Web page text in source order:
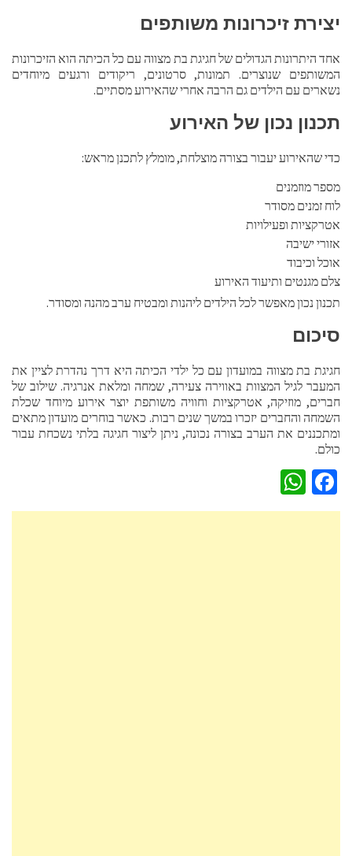
יצירת זיכרונות משותפים
אחד היתרונות הגדולים של חגיגת בת מצווה עם כל הכיתה הוא הזיכרונות
המשותפים שנוצרים. תמונות, סרטונים, ריקודים ורגעים מיוחדים
נשארים עם הילדים גם הרבה אחרי שהאירוע מסתיים.
תכנון נכון של האירוע
כדי שהאירוע יעבור בצורה מוצלחת, מומלץ לתכנן מראש:
מספר מוזמנים
לוח זמנים מסודר
אטרקציות ופעילויות
אזורי ישיבה
אוכל וכיבוד
צלם מגנטים ותיעוד האירוע
תכנון נכון מאפשר לכל הילדים ליהנות ומבטיח ערב מהנה ומסודר.
סיכום
חגיגת בת מצווה במועדון עם כל ילדי הכיתה היא דרך נהדרת לציין את
המעבר לגיל המצוות באווירה צעירה, שמחה ומלאת אנרגיה. שילוב של
חברים, מוזיקה, אטרקציות וחוויה משותפת יוצר אירוע מיוחד שכלת
השמחה והחברים יזכרו במשך שנים רבות. כאשר בוחרים מועדון מתאים
ומתכננים את הערב בצורה נכונה, ניתן ליצור חגיגה בלתי נשכחת עבור
כולם.
Facebook